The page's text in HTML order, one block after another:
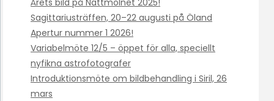
Årets bild på Nattmolnet 2025!
Sagittariusträffen, 20–22 augusti på Öland
Apertur nummer 1 2026!
Variabelmöte 12/5 – öppet för alla, speciellt
nyfikna astrofotografer
Introduktionsmöte om bildbehandling i Siril, 26
mars